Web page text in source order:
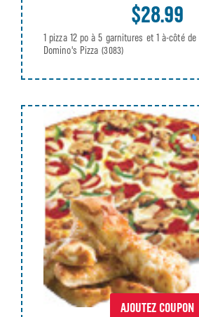
$28.99
1 pizza 12 po à 5 garnitures et 1 à-côté
Domino's Pizza (3083)
AJOUTEZ COUPON